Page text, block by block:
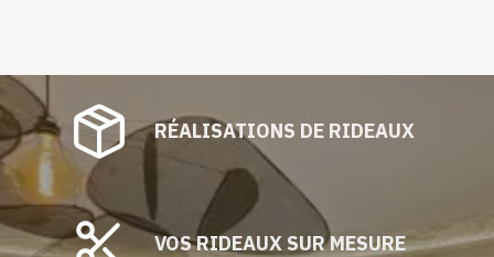
RÉALISATIONS DE RIDEAUX
VOS RIDEAUX SUR MESURE